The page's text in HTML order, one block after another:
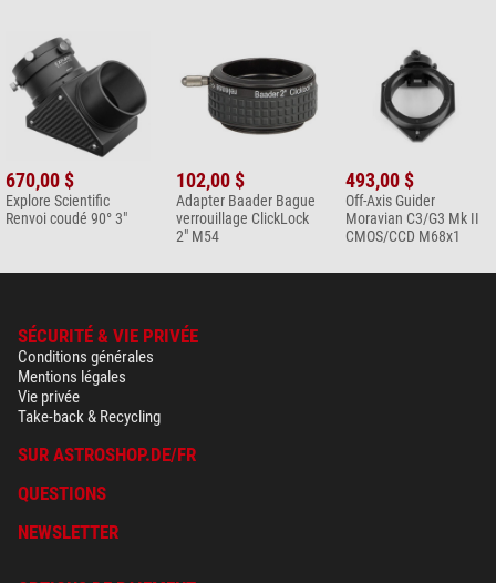
670,00 $
Explore Scientific
Renvoi coudé 90° 3"
102,00 $
Adapter Baader Bague
verrouillage ClickLock
2" M54
493,00 $
Off-Axis Guider
Moravian C3/G3 Mk II
CMOS/CCD M68x1
SÉCURITÉ & VIE PRIVÉE
Conditions générales
Mentions légales
Vie privée
Take-back & Recycling
SUR ASTROSHOP.DE/FR
QUESTIONS
NEWSLETTER